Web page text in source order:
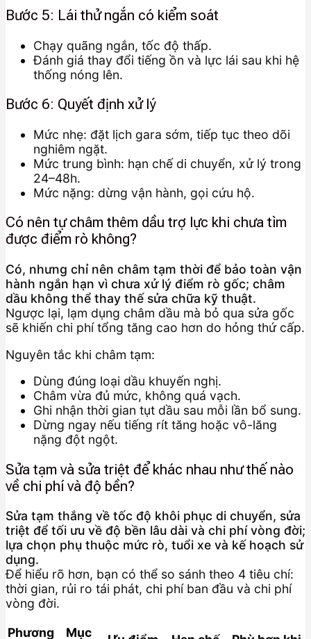
Bước 5: Lái thử ngắn có kiểm soát
Chạy quãng ngắn, tốc độ thấp.
Đánh giá thay đổi tiếng ồn và lực lái sau khi hệ
thống nóng lên.
Bước 6: Quyết định xử lý
Mức nhẹ: đặt lịch gara sớm, tiếp tục theo dõi
nghiêm ngặt.
Mức trung bình: hạn chế di chuyển, xử lý trong
24–48h.
Mức nặng: dừng vận hành, gọi cứu hộ.
Có nên tự châm thêm dầu trợ lực khi chưa tìm
được điểm rò không?
Có, nhưng chỉ nên châm tạm thời để bảo toàn vận
hành ngắn hạn vì chưa xử lý điểm rò gốc; châm
dầu không thể thay thế sửa chữa kỹ thuật.
Ngược lại, lạm dụng châm dầu mà bỏ qua sửa gốc
sẽ khiến chi phí tổng tăng cao hơn do hỏng thứ cấp.
Nguyên tắc khi châm tạm:
Dùng đúng loại dầu khuyến nghị.
Châm vừa đủ mức, không quá vạch.
Ghi nhận thời gian tụt dầu sau mỗi lần bổ sung.
Dừng ngay nếu tiếng rít tăng hoặc vô-lăng
nặng đột ngột.
Sửa tạm và sửa triệt để khác nhau như thế nào
về chi phí và độ bền?
Sửa tạm thắng về tốc độ khôi phục di chuyển, sửa
triệt để tối ưu về độ bền lâu dài và chi phí vòng đời;
lựa chọn phụ thuộc mức rò, tuổi xe và kế hoạch sử
dụng.
Để hiểu rõ hơn, bạn có thể so sánh theo 4 tiêu chí:
thời gian, rủi ro tái phát, chi phí ban đầu và chi phí
vòng đời.
Phương
Mục